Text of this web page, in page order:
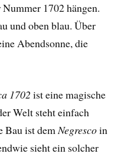
1702 hängen.
und oben blau. Über
Abendsonne, die
1702 ist eine magische
Welt steht einfach
Bau ist demNegrescoin
sieht ein solcher